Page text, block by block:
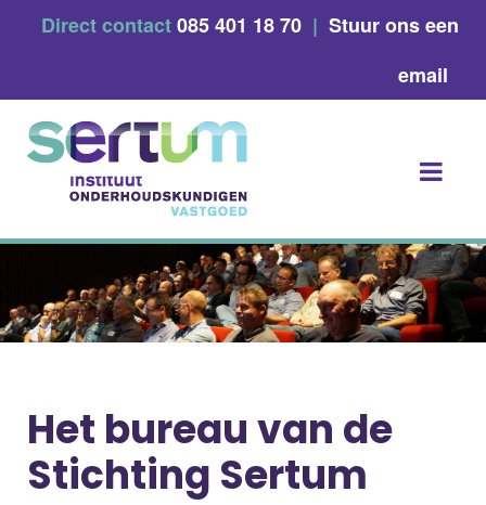
Direct contact085 401 18 70 | Stuur ons een
email
Het bureau van de
Stichting Sertum